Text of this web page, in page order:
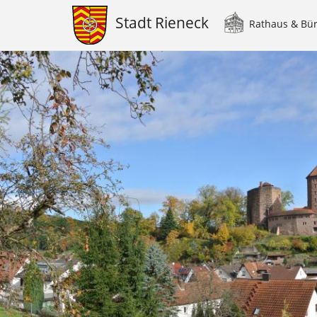
Direkt
zum
Inhalt
Stadt Rieneck
Main
navigation
Rathaus &